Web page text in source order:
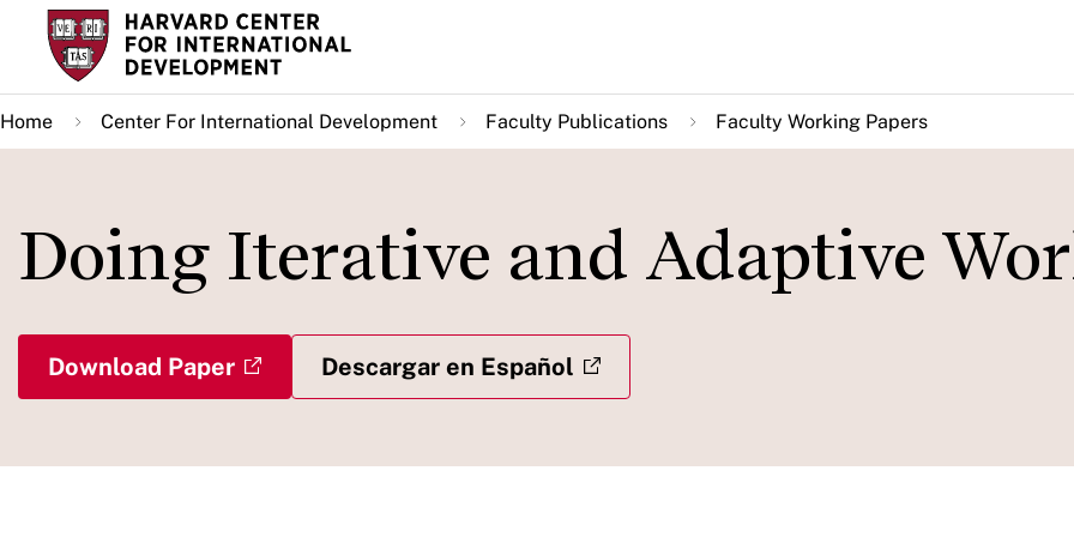
Skip
main
content
Home Center For International Development Faculty Publications Faculty Working Papers
Doing Iterative and Adaptive
Download Paper Descargar en Español